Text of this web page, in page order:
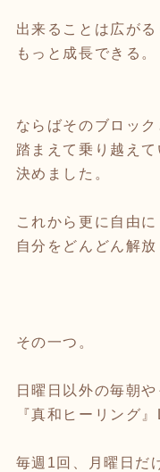
出来ることは広がる
もっと成長できる。
ならばそのブロック
踏まえて乗り越えて
決めました。
これから更に自由に
自分をどんどん解放
その一つ。
日曜日以外の毎朝や
『真和ヒーリング
毎週1回、月曜日だ